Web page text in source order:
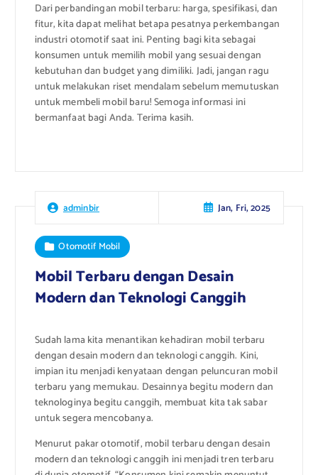
Dari perbandingan mobil terbaru: harga, spesifikasi, dan
fitur, kita dapat melihat betapa pesatnya perkembangan
industri otomotif saat ini. Penting bagi kita sebagai
konsumen untuk memilih mobil yang sesuai dengan
kebutuhan dan budget yang dimiliki. Jadi, jangan ragu
untuk melakukan riset mendalam sebelum memutuskan
untuk membeli mobil baru! Semoga informasi ini
bermanfaat bagi Anda. Terima kasih.
adminbir Jan, Fri, 2025
Otomotif Mobil
Mobil Terbaru dengan Desain
Modern dan Teknologi Canggih
Sudah lama kita menantikan kehadiran mobil terbaru
dengan desain modern dan teknologi canggih. Kini,
impian itu menjadi kenyataan dengan peluncuran mobil
terbaru yang memukau. Desainnya begitu modern dan
teknologinya begitu canggih, membuat kita tak sabar
untuk segera mencobanya.
Menurut pakar otomotif, mobil terbaru dengan desain
modern dan teknologi canggih ini menjadi tren terbaru